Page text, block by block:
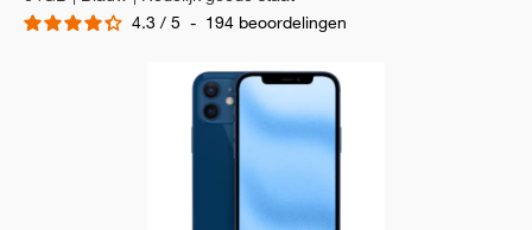
4.3 / 5 - 194 beoordelingen